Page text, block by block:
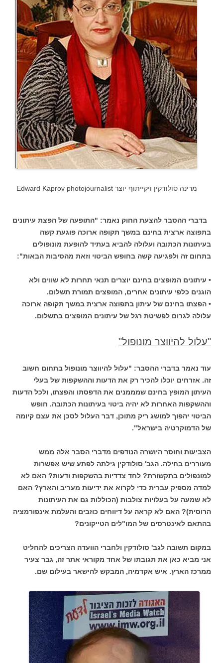
מרינה סולודקין ויקייתוף יוצר Edward Kaprov photojournalist
בדברי ההסבר להצעת החוק נאמר: "התופעה של הפצת עיתונים
בתפוצה ארצית בחינם במשך תקופה ארוכה פוגעת קשה
בעיתונות הכתובה ועלולה להביא בעתיד להופעת מונופולים
בתחום זה ולפגיעה קשה בחופש הביטוי וזאת מהסיבות הבאות":
• עיתונים המופצים בחינם יוצרים תנאי תחרות לא שווים ולא
הוגנים כלפי עיתונים אחרים, המופצים תמורת תשלום.
• הפצתו בחינם של עיתון בתפוצה ארצית במשך תקופה ארוכה
עלולה לגרום לפשיטת רגל של עיתונים המופצים בתשלום.
"עלול להיווצר מונופול"
עוד נאמר בדברי ההסבר: "עלול להיווצר מונופול בתחום חשוב
זה. אזרחים יוכלו להכיר רק את הדעות וההשקפות של בעלי
העיתון המופץ בחינם שמממנים את הדפסתו והפצתו, ולכל הדעות
וההשקפות האחרות לא יהיה ביטוי בעיתונות הכתובה. חופש
הביטוי יהפוך למושג ריק מתוכן, דבר העלול לסכן את עצם קיומה
של הדמוקרטיה בישראל".
הצביעות וחוסר היושרה הנודפים מדברי הסבר אלה ממש
מעוררים בחילה. הגב' סולודקין גילתה לפתע שיש אפשרות
למונפולים בתקשורת? לחד צדדיות בהשקפות ודעות? האם לא
למדה מספיק עברית כדי לקרוא את ידיעות מעריב והארץ? האם
לא שמעה על בעלויות צולבות (הכוללות גם את העיתונות
הרוסית)? האם לא קראה על דיווחים כוזבים והעלמת אינפורמציה
בהתאם לאינטרסים של המו"לים הטייקונים?
במקום תשובה לגב' סולודקין ולחברי הוועדה הצריכים להחליט
אני מביא כאן את תגובתו של אחד מקוראי אתר זה, גבר צעיר
ממרכז הארץ. איש אקדמיה, המבקש להישאר בעילום שם.